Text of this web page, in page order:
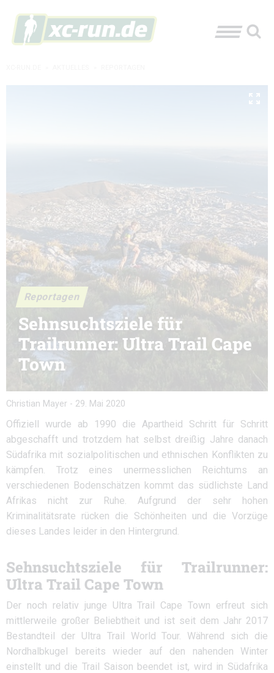
Reportagen
Sehnsuchtsziele für
Trailrunner: Ultra Trail Cape
Town
Christian Mayer - 29. Mai 2020
Offiziell wurde ab 1990 die Apartheid Schritt für Schritt
abgeschafft und trotzdem hat selbst dreißig Jahre danach
Südafrika mit sozialpolitischen und ethnischen Konflikten zu
kämpfen. Trotz eines unermesslichen Reichtums an
verschiedenen Bodenschätzen kommt das südlichste Land
Afrikas nicht zur Ruhe. Aufgrund der sehr hohen
Kriminalitätsrate rücken die Schönheiten und die Vorzüge
dieses Landes leider in den Hintergrund.
Sehnsuchtsziele für Trailrunner:
Ultra Trail Cape Town
Der noch relativ junge Ultra Trail Cape Town erfreut sich
mittlerweile großer Beliebtheit und ist seit dem Jahr 2017
Bestandteil der Ultra Trail World Tour. Während sich die
Nordhalbkugel bereits wieder auf den nahenden Winter
einstellt und die Trail Saison beendet ist, wird in Südafrika